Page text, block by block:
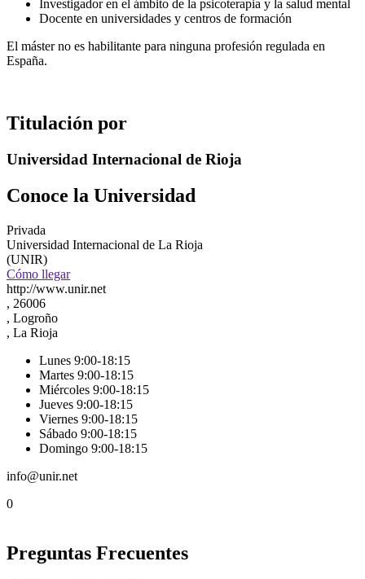
Investigador en el ámbito de la psicoterapia y la salud mental
Docente en universidades y centros de formación
El máster no es habilitante para ninguna profesión regulada en
España.
Titulación por
Universidad Internacional de Rioja
Conoce la Universidad
Privada
Universidad Internacional de La Rioja
(UNIR)
Cómo llegar
http://www.unir.net
, 26006
, Logroño
, La Rioja
Lunes 9:00-18:15
Martes 9:00-18:15
Miércoles 9:00-18:15
Jueves 9:00-18:15
Viernes 9:00-18:15
Sábado 9:00-18:15
Domingo 9:00-18:15
info@unir.net
0
Preguntas Frecuentes